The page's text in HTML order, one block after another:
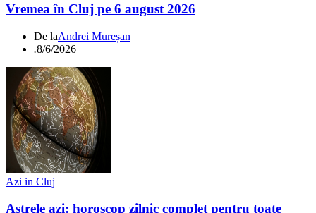
Vremea în Cluj pe 6 august 2026
De laAndrei Mureșan
.8/6/2026
Azi in Cluj
Astrele azi: horoscop zilnic complet pentru toate